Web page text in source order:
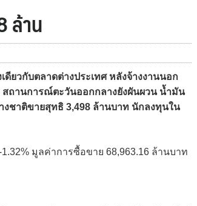
ล้าน
ดียวกับตลาดต่างประเทศ หลังจ้างงานนอก
สถานการณ์ตะวันออกกลางยังผันผวน น้ำมัน
งชาติขายสุทธิ 3,498 ล้านบาท นักลงทุนใน
มูลค่าการซื้อขาย 68,963.16 ล้านบาท